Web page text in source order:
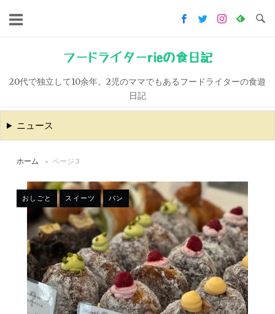
キ
ッ
フードライターrieの食日記
20代で独立して10余年。2児のママでもあるフードライターの食遊
日記
ニュース
ホーム » ページ 3
おしごと スイーツ パン